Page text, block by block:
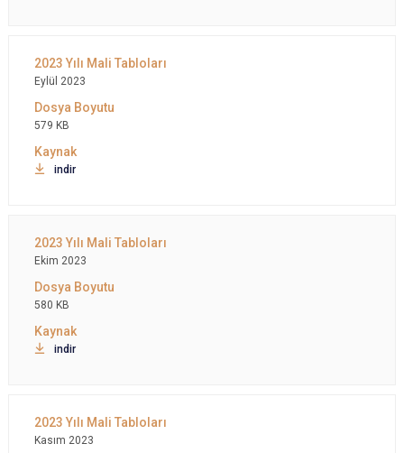
Eylül 2023
579 KB
indir
Ekim 2023
580 KB
indir
Kasım 2023